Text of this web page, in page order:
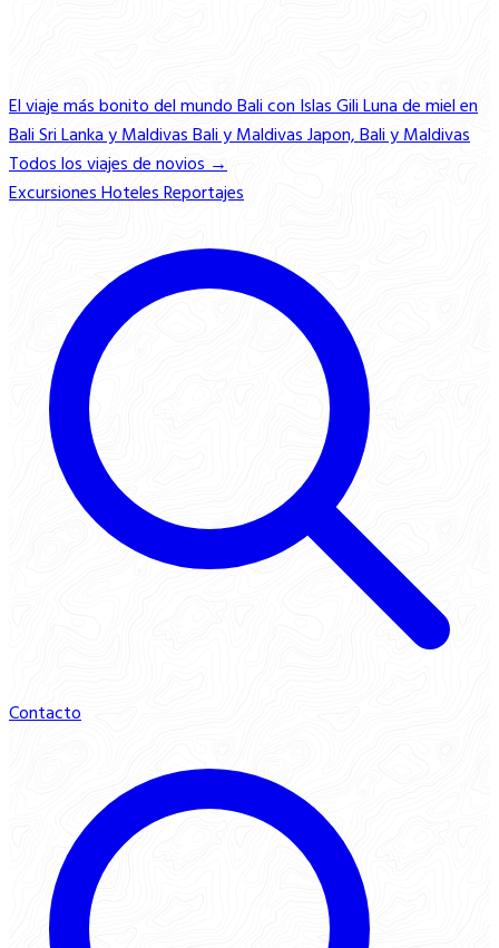
El viaje más bonito del mundoBali con Islas GiliLuna de miel en
BaliSri Lanka y MaldivasBali y MaldivasJapon, Bali y Maldivas
Todos los viajes de novios →
ExcursionesHotelesReportajes
Contacto